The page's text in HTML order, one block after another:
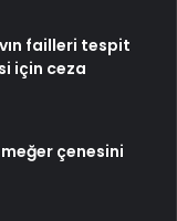
failleri tespit
için ceza
çenesini